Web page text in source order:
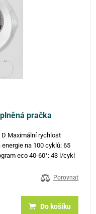
pračka
Maximální rychlost
na 100 cyklů: 65
eco 40-60°: 43 l/cykl
Porovnat
Do košíku